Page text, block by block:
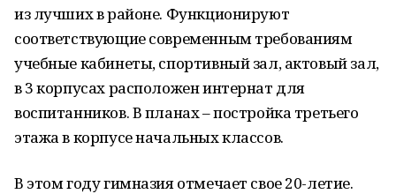
из лучших в районе. Функционируют
соответствующие современным требованиям
учебные кабинеты, спортивный зал, актовый зал,
в 3 корпусах расположен интернат для
воспитанников. В планах – постройка третьего
этажа в корпусе начальных классов.
В этом году гимназия отмечает свое 20-летие.